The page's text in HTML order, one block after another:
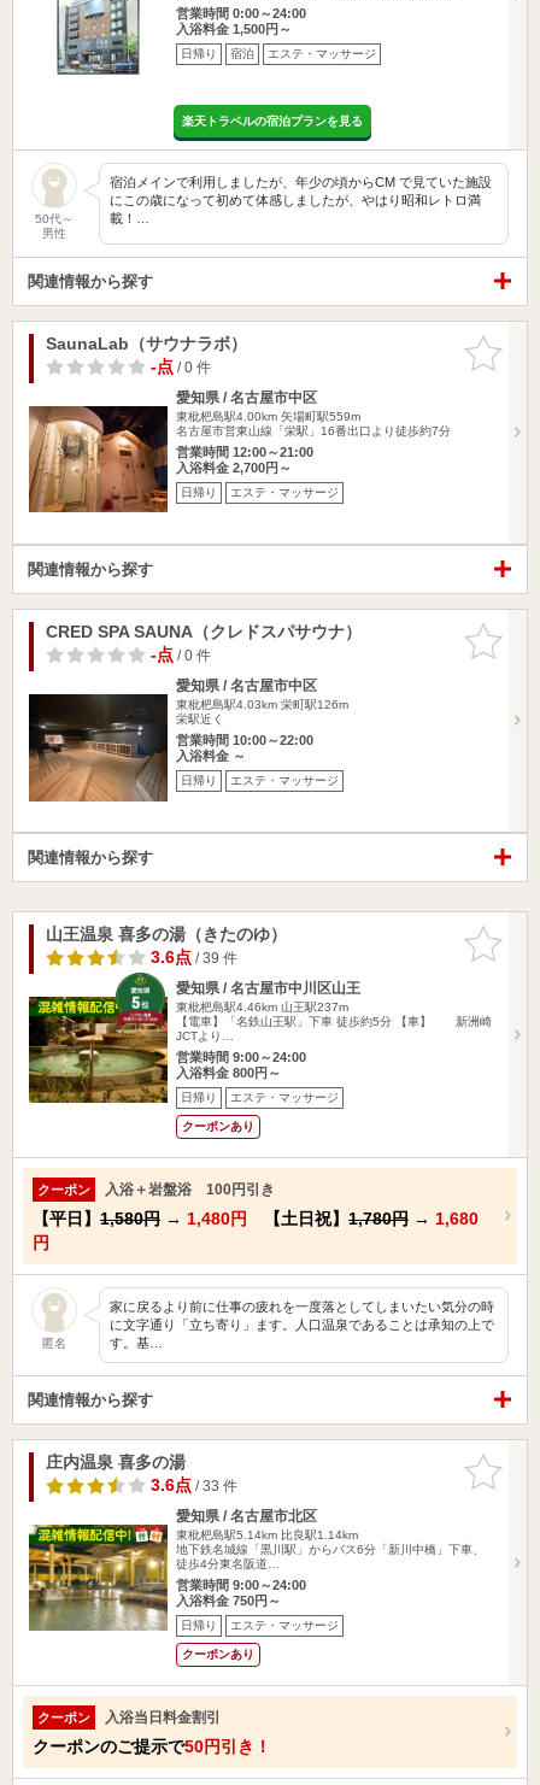
営業時間 0:00～24:00
入浴料金 1,500円～
日帰り 宿泊 エステ・マッサージ
楽天トラベルの宿泊プランを見る
50代～
男性
宿泊メインで利用しましたが、年少の頃からCM で見ていた施設
にこの歳になって初めて体感しましたが、やはり昭和レトロ満
載！…
関連情報から探す
お気に入
りに追加
SaunaLab（サウナラボ）
-点/ 0 件
愛知県 / 名古屋市中区
東枇杷島駅4.00km 矢場町駅559m
名古屋市営東山線「栄駅」16番出口より徒歩約7分
営業時間 12:00～21:00
入浴料金 2,700円～
日帰り エステ・マッサージ
関連情報から探す
お気に入
りに追加
CRED SPA SAUNA（クレドスパサウナ）
-点/ 0 件
愛知県 / 名古屋市中区
東枇杷島駅4.03km 栄町駅126m
栄駅近く
営業時間 10:00～22:00
入浴料金 ～
日帰り エステ・マッサージ
関連情報から探す
お気に入
りに追加
山王温泉 喜多の湯（きたのゆ）
3.6点/ 39 件
愛知県 / 名古屋市中川区山王
東枇杷島駅4.46km 山王駅237m
【電車】「名鉄山王駅」下車 徒歩約5分 【車】 新洲崎
JCTより…
営業時間 9:00～24:00
入浴料金 800円～
日帰り エステ・マッサージ
クーポンあり
クーポン 入浴＋岩盤浴 100円引き
【平日】 1,580円 → 1,480円 【土日祝】 1,780円 → 1,680
円
匿名
家に戻るより前に仕事の疲れを一度落としてしまいたい気分の時
に文字通り「立ち寄り」ます。人口温泉であることは承知の上で
す。基…
関連情報から探す
お気に入
りに追加
庄内温泉 喜多の湯
3.6点/ 33 件
愛知県 / 名古屋市北区
東枇杷島駅5.14km 比良駅1.14km
地下鉄名城線「黒川駅」からバス6分「新川中橋」下車、
徒歩4分東名阪道…
営業時間 9:00～24:00
入浴料金 750円～
日帰り エステ・マッサージ
クーポンあり
クーポン 入浴当日料金割引
クーポンのご提示で50円引き！